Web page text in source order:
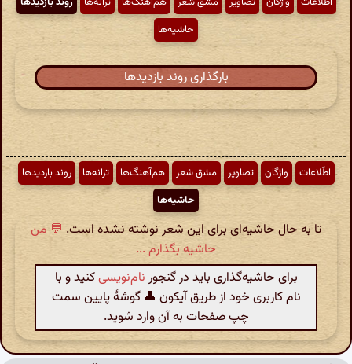
حاشیه‌ها
بارگذاری روند بازدیدها
اطّلاعات واژگان تصاویر مشق شعر هم‌آهنگ‌ها ترانه‌ها
روند بازدیدها
حاشیه‌ها
تا به حال حاشیه‌ای برای این شعر نوشته نشده است. 💬 من
حاشیه بگذارم ...
برای حاشیه‌گذاری باید در گنجور نام‌نویسیکنید و با
نام کاربری خود از طریق آیکون 👤 گوشهٔ پایین سمت
چپ صفحات به آن وارد شوید.